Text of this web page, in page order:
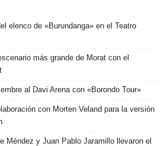
elenco de «Burundanga» en el Teatro
más grande de Morat con el
al Davi Arena con «Borondo Tour»
con Morten Veland para la versión
Méndez y Juan Pablo Jaramillo llevaron el